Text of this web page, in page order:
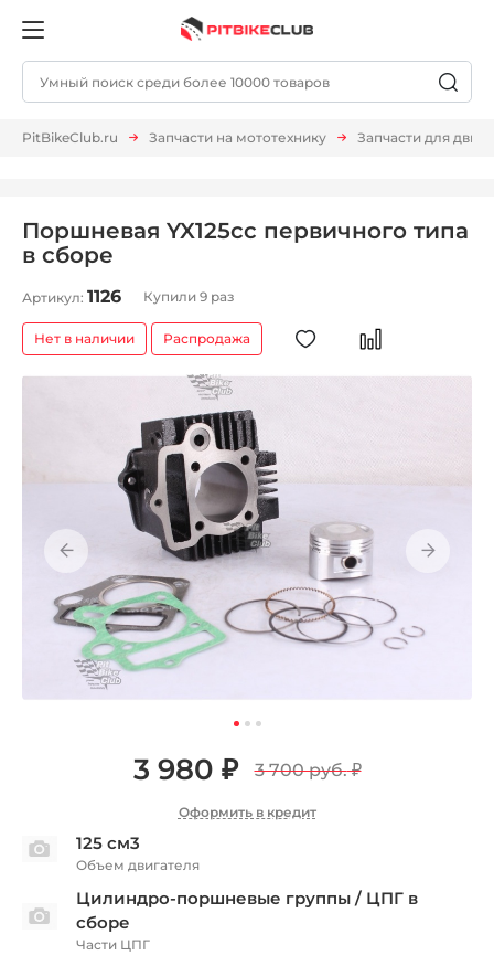
PitBikeClub.ru Запчасти на мототехнику Запчасти для
Поршневая YX125cc первичного типа
в сборе
Артикул: 1126 Купили 9 раз
Нет в наличии Распродажа
3 980 ₽ 3 700 руб.₽
Оформить в кредит
125 см3
Объем двигателя
Цилиндро-поршневые группы / ЦПГ в
сборе
Части ЦПГ